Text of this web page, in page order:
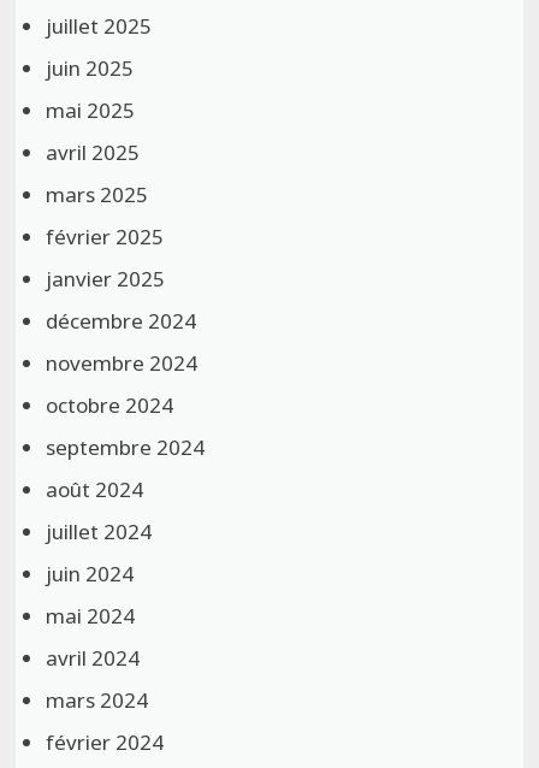
juillet 2025
juin 2025
mai 2025
avril 2025
mars 2025
février 2025
janvier 2025
décembre 2024
novembre 2024
octobre 2024
septembre 2024
août 2024
juillet 2024
juin 2024
mai 2024
avril 2024
mars 2024
février 2024